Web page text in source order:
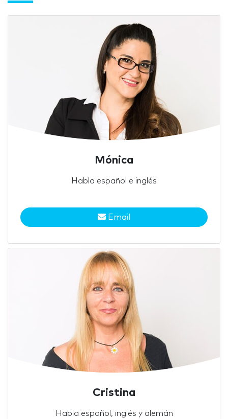
Mónica
Habla español e inglés
Email
Cristina
Habla español, inglés y alemán